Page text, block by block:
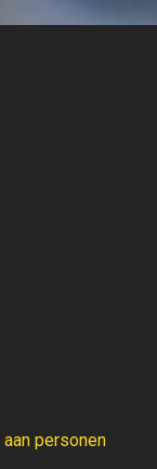
personen